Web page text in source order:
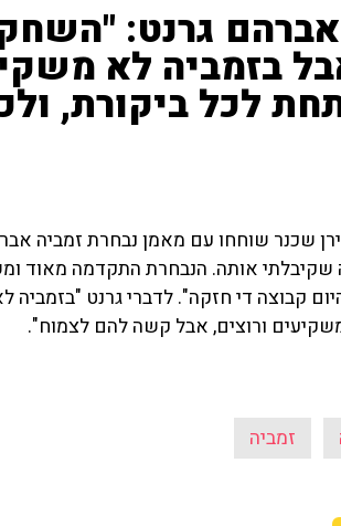
גרנט:
בזמביה לא
לכל ביקורת,
שכנר שוחחו עם מאמן נבחרת זמביה
שקיבלתי אותה. הנבחרת התקדמה מאוד
קבוצה די חזקה". לדברי גרנט "בזמביה
ורוצים, אבל קשה להם לצמוח".
זמביה